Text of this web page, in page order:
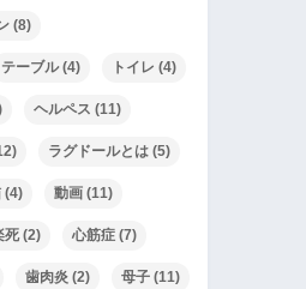
(8)
テーブル(4) トイレ (4)
ヘルペス (11)
ラグドールとは (5)
(4) 動画 (11)
死(2) 心筋症 (7)
歯肉炎 (2) 母子 (11)